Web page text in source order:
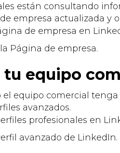
están consultando
empresa actualizada y
de empresa en
Página de empresa.
tu equipo
el equipo comercial
avanzados.
profesionales en
avanzado de LinkedIn.